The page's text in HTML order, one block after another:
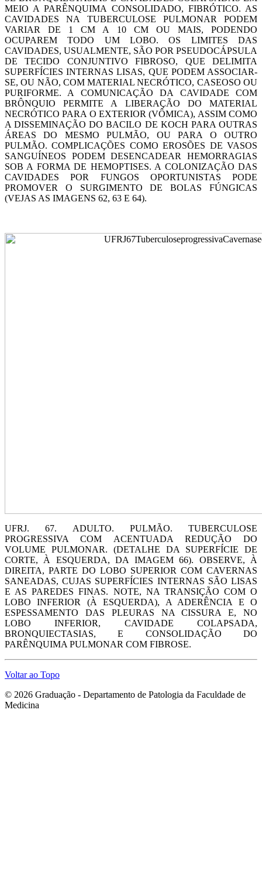
MEIO A PARÊNQUIMA CONSOLIDADO, FIBRÓTICO. AS
CAVIDADES NA TUBERCULOSE PULMONAR PODEM
VARIAR DE 1 CM A 10 CM OU MAIS, PODENDO
OCUPAREM TODO UM LOBO. OS LIMITES DAS
CAVIDADES, USUALMENTE, SÃO POR PSEUDOCÁPSULA
DE TECIDO CONJUNTIVO FIBROSO, QUE DELIMITA
SUPERFÍCIES INTERNAS LISAS, QUE PODEM ASSOCIAR-
SE, OU NÃO, COM MATERIAL NECRÓTICO, CASEOSO OU
PURIFORME. A COMUNICAÇÃO DA CAVIDADE COM
BRÔNQUIO PERMITE A LIBERAÇÃO DO MATERIAL
NECRÓTICO PARA O EXTERIOR (VÔMICA), ASSIM COMO
A DISSEMINAÇÃO DO BACILO DE KOCH PARA OUTRAS
ÁREAS DO MESMO PULMÃO, OU PARA O OUTRO
PULMÃO. COMPLICAÇÕES COMO EROSÕES DE VASOS
SANGUÍNEOS PODEM DESENCADEAR HEMORRAGIAS
SOB A FORMA DE HEMOPTISES. A COLONIZAÇÃO DAS
CAVIDADES POR FUNGOS OPORTUNISTAS PODE
PROMOVER O SURGIMENTO DE BOLAS FÚNGICAS
(VEJAS AS IMAGENS 62, 63 E 64).
UFRJ. 67. ADULTO. PULMÃO. TUBERCULOSE
PROGRESSIVA COM ACENTUADA REDUÇÃO DO
VOLUME PULMONAR. (DETALHE DA SUPERFÍCIE DE
CORTE, À ESQUERDA, DA IMAGEM 66). OBSERVE, À
DIREITA, PARTE DO LOBO SUPERIOR COM CAVERNAS
SANEADAS, CUJAS SUPERFÍCIES INTERNAS SÃO LISAS
E AS PAREDES FINAS. NOTE, NA TRANSIÇÃO COM O
LOBO INFERIOR (À ESQUERDA), A ADERÊNCIA E O
ESPESSAMENTO DAS PLEURAS NA CISSURA E, NO
LOBO INFERIOR, CAVIDADE COLAPSADA,
BRONQUIECTASIAS, E CONSOLIDAÇÃO DO
PARÊNQUIMA PULMONAR COM FIBROSE.
Voltar ao Topo
© 2026 Graduação - Departamento de Patologia da Faculdade de
Medicina